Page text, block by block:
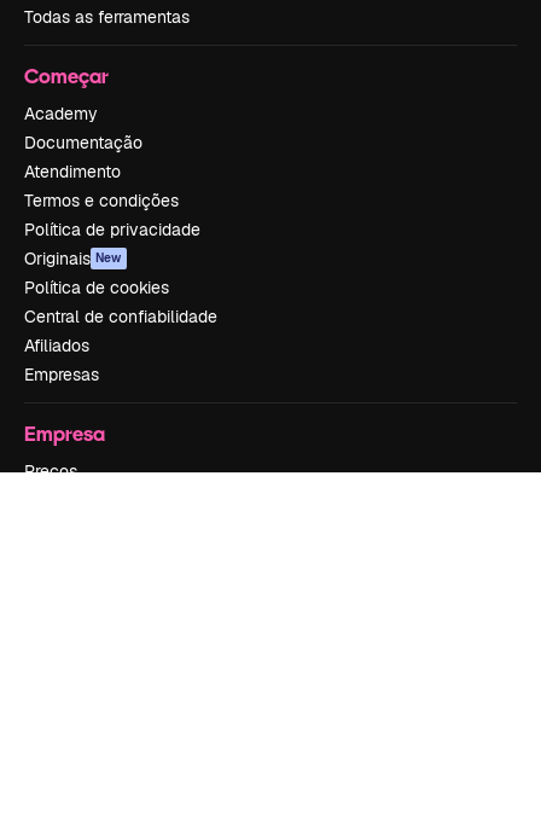
Todas as ferramentas
Começar
Academy
Documentação
Atendimento
Termos e condições
Política de privacidade
Originais New
Política de cookies
Central de confiabilidade
Afiliados
Empresas
Empresa
Preços